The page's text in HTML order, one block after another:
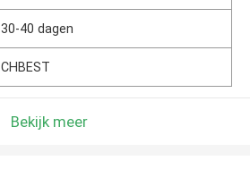
30-40 dagen
CHBEST
Bekijk meer